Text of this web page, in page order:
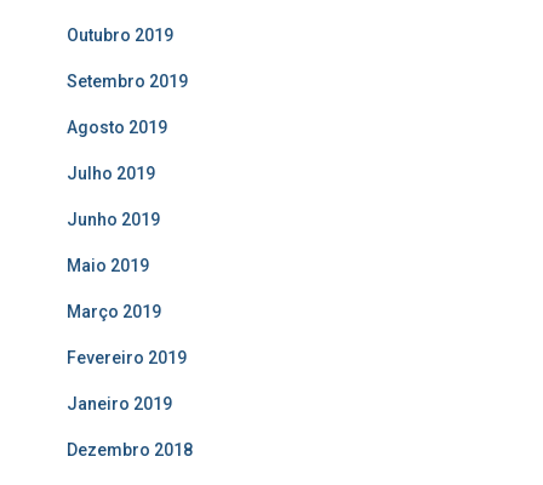
Outubro 2019
Setembro 2019
Agosto 2019
Julho 2019
Junho 2019
Maio 2019
Março 2019
Fevereiro 2019
Janeiro 2019
Dezembro 2018